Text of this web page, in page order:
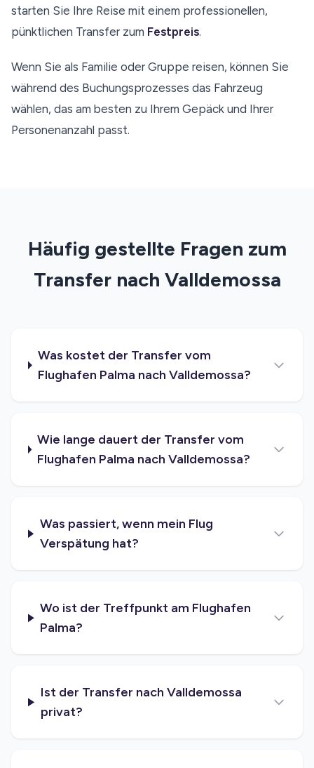
starten Sie Ihre Reise mit einem professionellen,
pünktlichen Transfer zum Festpreis.
Wenn Sie als Familie oder Gruppe reisen, können Sie
während des Buchungsprozesses das Fahrzeug
wählen, das am besten zu Ihrem Gepäck und Ihrer
Personenanzahl passt.
Häufig gestellte Fragen zum
Transfer nach Valldemossa
Was kostet der Transfer vom
Flughafen Palma nach Valldemossa?
Wie lange dauert der Transfer vom
Flughafen Palma nach Valldemossa?
Was passiert, wenn mein Flug
Verspätung hat?
Wo ist der Treffpunkt am Flughafen
Palma?
Ist der Transfer nach Valldemossa
privat?